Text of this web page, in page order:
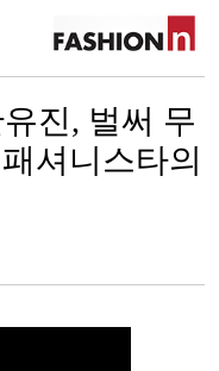
진, 벌써 무
셔니스타의